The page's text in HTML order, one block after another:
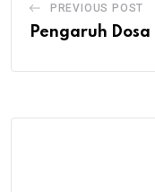
PREVIOUS POST
Pengaruh